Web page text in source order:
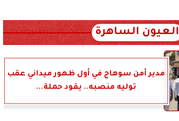
العيون الساهرة
مدير أمن سوهاج في أول ظهور ميداني عقب
توليه منصبه.. يقود حملة...